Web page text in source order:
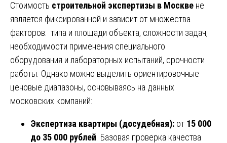
Стоимость строительной экспертизы в Москве не
является фиксированной и зависит от множества
факторов: типа и площади объекта, сложности задач,
необходимости применения специального
оборудования и лабораторных испытаний, срочности
работы. Однако можно выделить ориентировочные
ценовые диапазоны, основываясь на данных
московских компаний:
Экспертиза квартиры (досудебная): от 15 000
до 35 000 рублей . Базовая проверка качества